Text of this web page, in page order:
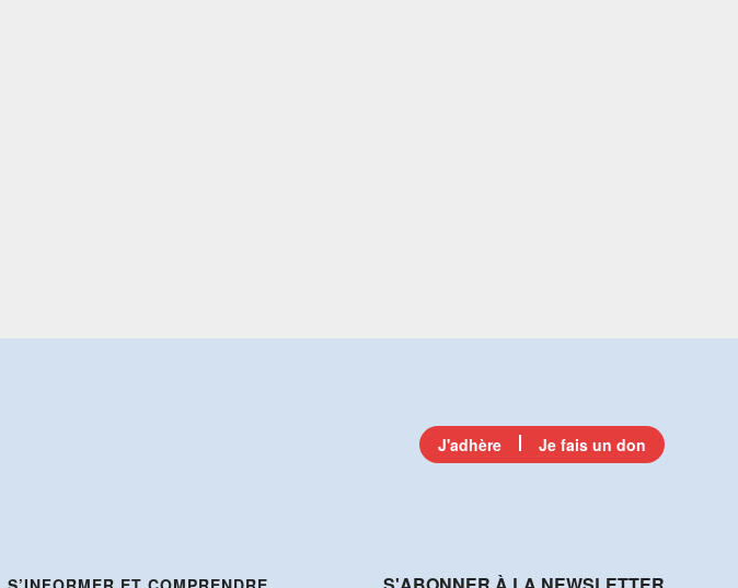
J'adhère Je fais un don